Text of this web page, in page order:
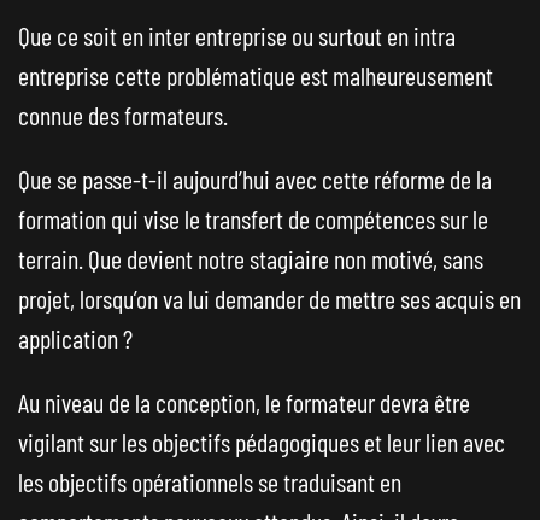
Que ce soit en inter entreprise ou surtout en intra
entreprise cette problématique est malheureusement
connue des formateurs.
Que se passe-t-il aujourd’hui avec cette réforme de la
formation qui vise le transfert de compétences sur le
terrain. Que devient notre stagiaire non motivé, sans
projet, lorsqu’on va lui demander de mettre ses acquis en
application ?
Au niveau de la conception, le formateur devra être
vigilant sur les objectifs pédagogiques et leur lien avec
les objectifs opérationnels se traduisant en